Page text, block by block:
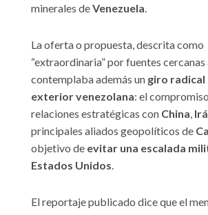
minerales deVenezuela
La oferta o propuesta, descrita como
“extraordinaria” por fuentes cercanas
contemplaba además un giro radical
exterior venezolana: el
relaciones estratégicas con China
principales aliados geopolíticos de
objetivo de evitar una escalada
Estados Unidos
El reportaje publicado dice que el